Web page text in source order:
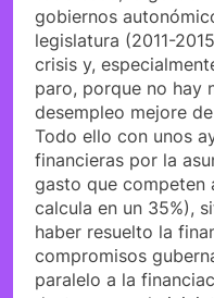
gobiernos
legislatura (2011-
crisis y,
paro, porque no hay
desempleo mejore
Todo ello con unos
financieras por la
gasto que competen
calcula en un 35%),
haber resuelto la
compromisos
paralelo a la